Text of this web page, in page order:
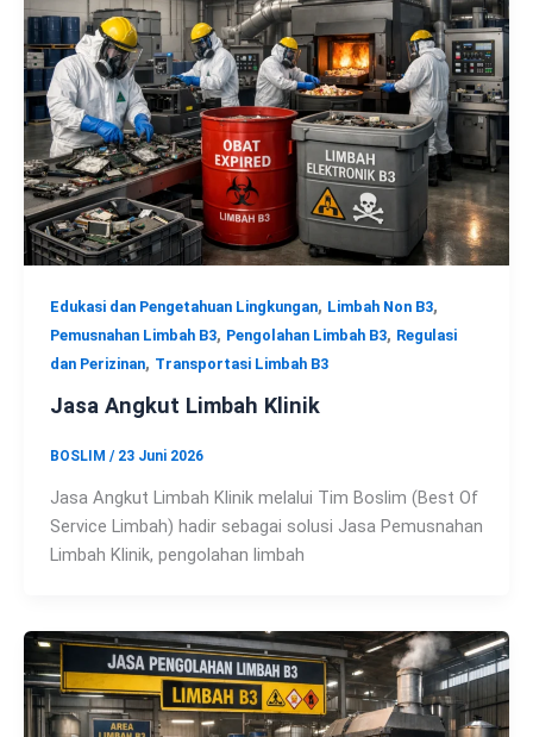
Edukasi dan Pengetahuan Lingkungan, Limbah Non B3,
Pemusnahan Limbah B3, Pengolahan Limbah B3, Regulasi
dan Perizinan, Transportasi Limbah B3
Jasa Angkut Limbah Klinik
BOSLIM / 23 Juni 2026
Jasa Angkut Limbah Klinik melalui Tim Boslim (Best Of
Service Limbah) hadir sebagai solusi Jasa Pemusnahan
Limbah Klinik, pengolahan limbah